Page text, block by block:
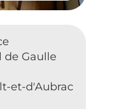
de Gaulle
et-d'Aubrac